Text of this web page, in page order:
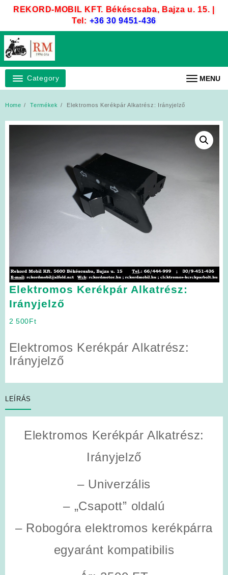
REKORD-MOBIL KFT. Békéscsaba, Bajza u. 15. |
Tel: +36 30 9451-436
Category MENU
Home Termékek Elektromos Kerékpár Alkatrész: Irányjelző
Elektromos Kerékpár Alkatrész:
Irányjelző
2 500Ft
Elektromos Kerékpár Alkatrész:
Irányjelző
LEÍRÁS
Elektromos Kerékpár Alkatrész:
Irányjelző
– Univerzális
– „Csapott” oldalú
– Robogóra elektromos kerékpárra
egyaránt kompatibilis